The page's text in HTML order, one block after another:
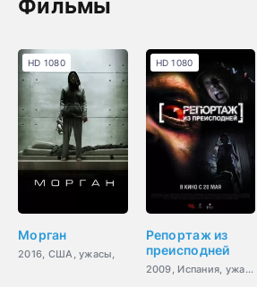
Фильмы
Морган
2016, США, ужасы,
HD 1080
Репортаж из
преисподней
2009, Испания, ужасы,
HD 1080